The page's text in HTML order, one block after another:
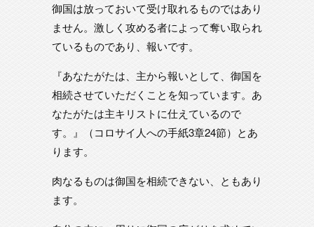
御国は放っておいて受け取れるものではあり
ません。激しく攻める者によって奪い取られ
ているものであり、報いです。
『あなたがたは、主から報いとして、御国を
相続させていただくことを知っています。あ
なたがたは主キリストに仕えているので
す。』（コロサイ人への手紙3章24節）とあ
ります。
肉なるものは御国を相続できない、ともあり
ます。